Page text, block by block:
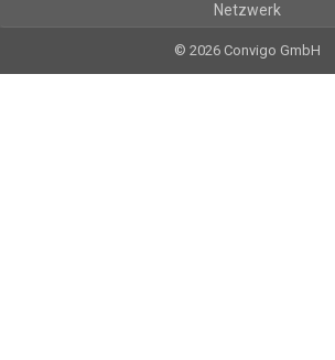
Netzwerk
© 2026 Convigo GmbH